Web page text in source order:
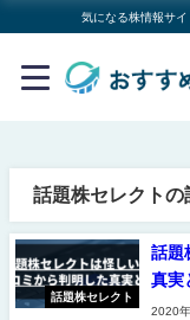
気になる株情報サ
話題株セレクトの
話題株セレクト
話題
真実
2020